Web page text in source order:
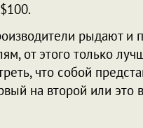
рыдают и
от этого только
что собой
на второй или это